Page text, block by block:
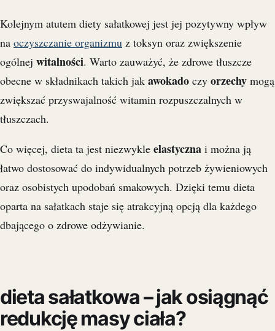
Kolejnym atutem diety sałatkowej jest jej pozytywny wpływ
na oczyszczanie organizmu z toksyn oraz zwiększenie
ogólnej witalności. Warto zauważyć, że zdrowe tłuszcze
obecne w składnikach takich jak awokado czy orzechy mogą
zwiększać przyswajalność witamin rozpuszczalnych w
tłuszczach.
Co więcej, dieta ta jest niezwykle elastyczna i można ją
łatwo dostosować do indywidualnych potrzeb żywieniowych
oraz osobistych upodobań smakowych. Dzięki temu dieta
oparta na sałatkach staje się atrakcyjną opcją dla każdego
dbającego o zdrowe odżywianie.
dieta sałatkowa – jak osiągnąć
redukcję masy ciała?